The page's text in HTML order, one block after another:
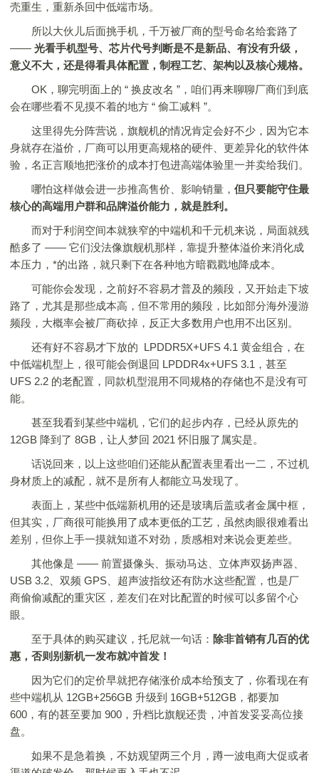
壳重生，重新杀回中低端市场。
所以大伙儿后面挑手机，千万被厂商的型号命名给套路了
—— 光看手机型号、芯片代号判断是不是新品、有没有升级，
意义不大，还是得看具体配置，制程工艺、架构以及核心规格。
OK，聊完明面上的 “ 换皮改名 ”，咱们再来聊聊厂商们到底
会在哪些看不见摸不着的地方 “ 偷工减料 ”。
这里得先分阵营说，旗舰机的情况肯定会好不少，因为它本
身就存在溢价，厂商可以用更高规格的硬件、更差异化的软件体
验，名正言顺地把涨价的成本打包进高端体验里一并卖给我们。
哪怕这样做会进一步推高售价、影响销量， 但只要能守住最
核心的高端用户群和品牌溢价能力，就是胜利。
而对于利润空间本就狭窄的中端机和千元机来说，局面就残
酷多了 —— 它们没法像旗舰机那样，靠提升整体溢价来消化成
本压力，*的出路，就只剩下在各种地方暗戳戳地降成本。
可能你会发现，之前好不容易才普及的频段，又开始走下坡
路了，尤其是那些成本高，但不常用的频段，比如部分海外漫游
频段，大概率会被厂商砍掉，反正大多数用户也用不出区别。
还有好不容易才下放的 LPDDR5X+UFS 4.1 黄金组合，在
中低端机型上，很可能会倒退回 LPDDR4x+UFS 3.1，甚至
UFS 2.2 的老配置，同款机型混用不同规格的存储也不是没有可
能。
甚至我看到某些中端机，它们的起步内存，已经从原先的
12GB 降到了 8GB，让人梦回 2021 怀旧服了属实是。
话说回来，以上这些咱们还能从配置表里看出一二，不过机
身材质上的减配，就不是所有人都能立马发现了。
表面上，某些中低端新机用的还是玻璃后盖或者金属中框，
但其实，厂商很可能换用了成本更低的工艺，虽然肉眼很难看出
差别，但你上手一摸就知道不对劲，质感相对来说会更差些。
其他像是 —— 前置摄像头、振动马达、立体声双扬声器、
USB 3.2、双频 GPS、超声波指纹还有防水这些配置，也是厂
商偷偷减配的重灾区，差友们在对比配置的时候可以多留个心
眼。
至于具体的购买建议，托尼就一句话： 除非首销有几百的优
惠，否则别新机一发布就冲首发！
因为它们的定价早就把存储涨价成本给预支了，你看现在有
些中端机从 12GB+256GB 升级到 16GB+512GB，都要加
600，有的甚至要加 900，升档比旗舰还贵，冲首发妥妥高位接
盘。
如果不是急着换，不妨观望两三个月，蹲一波电商大促或者